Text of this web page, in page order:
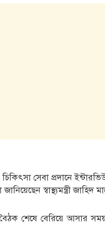
সেবা প্রদানে
স্বাস্থ্যমন্ত্রী জাহিদ
শেষে বেরিয়ে আসার সময়